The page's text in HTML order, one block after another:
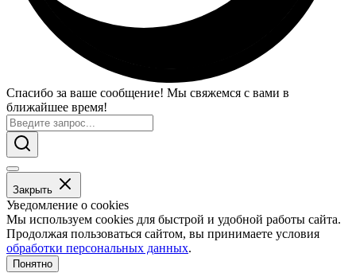
Спасибо за ваше сообщение! Мы свяжемся с вами в
ближайшее время!
Закрыть
Уведомление о cookies
Мы используем cookies для быстрой и удобной работы сайта.
Продолжая пользоваться сайтом, вы принимаете условия
обработки персональных данных.
Понятно